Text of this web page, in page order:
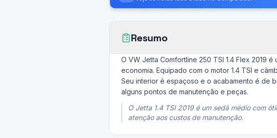
Resumo
O VW Jetta Comfortline 250 TSI 1.4 Flex 2019
economia. Equipado com o motor 1.4 TSI e
Seu interior é espaçoso e o acabamento é de
alguns pontos de manutenção e peças.
O Jetta 1.4 TSI 2019 é um sedã médio com
atenção aos custos de manutenção.